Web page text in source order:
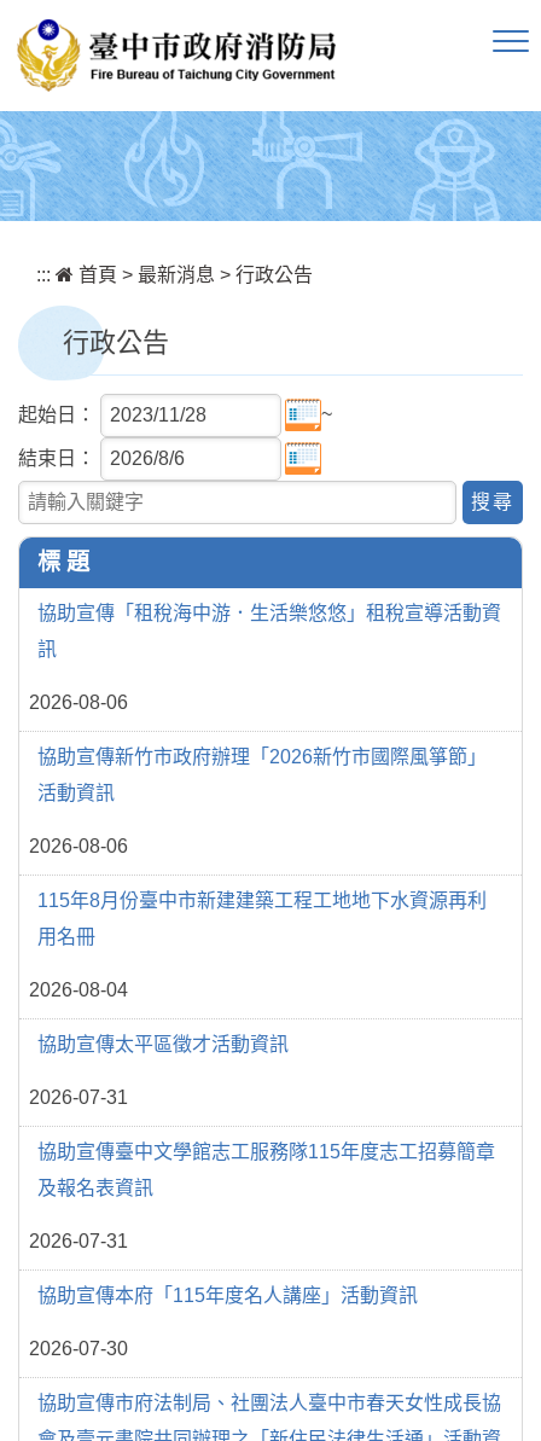
::: 首頁 > 最新消息 > 行政公告
行政公告
起始日： ~
結束日：
關鍵字查詢
標 題
協助宣傳「租稅海中游．生活樂悠悠」租稅宣導活動資
訊
2026-08-06
協助宣傳新竹市政府辦理「2026新竹市國際風箏節」
活動資訊
2026-08-06
115年8月份臺中市新建建築工程工地地下水資源再利
用名冊
2026-08-04
協助宣傳太平區徵才活動資訊
2026-07-31
協助宣傳臺中文學館志工服務隊115年度志工招募簡章
及報名表資訊
2026-07-31
協助宣傳本府「115年度名人講座」活動資訊
2026-07-30
協助宣傳市府法制局、社團法人臺中市春天女性成長協